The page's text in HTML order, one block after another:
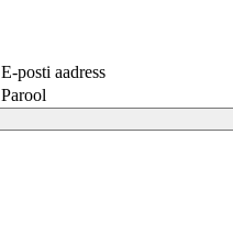
E-posti aadress
Parool